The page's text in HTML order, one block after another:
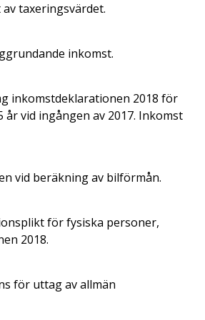
taxeringsvärdet.
inkomst.
inkomstdeklarationen 2018 för
år vid ingången av 2017. Inkomst
vid beräkning av bilförmån.
för fysiska personer,
2018.
för uttag av allmän